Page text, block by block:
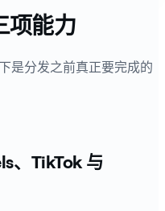
项能力
是分发之前真正要完成的
、TikTok 与